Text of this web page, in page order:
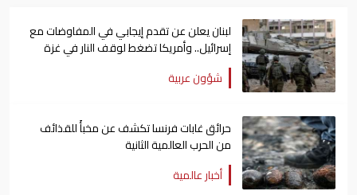
لبنان يعلن عن تقدم إيجابي في المفاوضات مع
إسرائيل.. وأمريكا تضغط لوقف النار في غزة
شؤون عربية
حرائق غابات فرنسا تكشف عن مخبأً للقذائف
من الحرب العالمية الثانية
أخبار عالمية